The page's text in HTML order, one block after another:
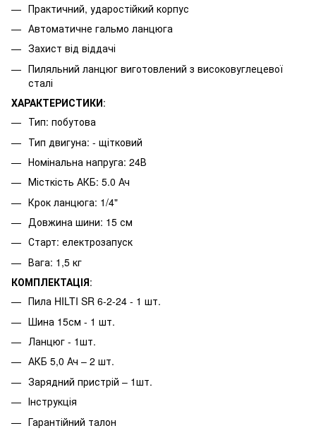
Практичний, ударостійкий корпус
Автоматичне гальмо ланцюга
Захист від віддачі
Пиляльний ланцюг виготовлений з високовуглецевої
сталі
ХАРАКТЕРИСТИКИ:
Тип: побутова
Тип двигуна: - щітковий
Номінальна напруга: 24В
Місткість АКБ: 5.0 Ач
Крок ланцюга: 1/4"
Довжина шини: 15 см
Старт: електрозапуск
Вага: 1,5 кг
КОМПЛЕКТАЦІЯ:
Пила HILTI SR 6-2-24 - 1 шт.
Шина 15см - 1 шт.
Ланцюг - 1шт.
АКБ 5,0 Ач – 2 шт.
Зарядний пристрій – 1шт.
Інструкція
Гарантійний талон